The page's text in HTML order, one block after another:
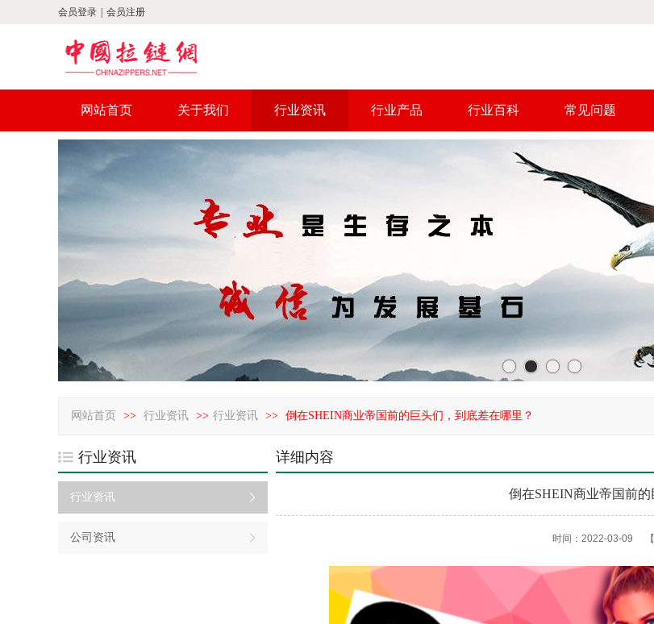
会员登录 会员注册
网站首页 关于我们 行业资讯 行业产品 行业百科 常见问题
网站首页 >> 行业资讯 >> 行业资讯 >> 倒在SHEIN商业帝国前的巨头们，到底差在哪里？
行业资讯
行业资讯
公司资讯
详细内容
倒在SHEIN商业帝国前
时间：2022-03-09